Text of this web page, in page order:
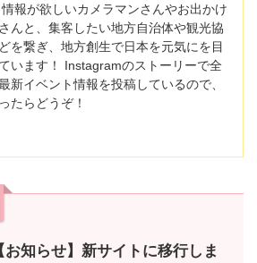
報が欲しいカメラマンさんやお出かけ
んと、集客したい地方自治体や観光協
を繋ぎ、地方創生で日本を元気にを目
います！ Instagramのストーリーで全
新イベント情報を投稿しているので、
たらどうぞ！
お知らせ】新サイトに移行しま